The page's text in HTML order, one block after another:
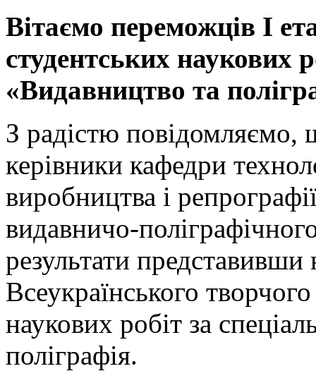
Вітаємо переможців I
студентських наукових
«Видавництво та
З радістю повідомляємо,
керівники кафедри
виробництва і
видавничо-
результати представивши
Всеукраїнського
наукових робіт за
поліграфія.